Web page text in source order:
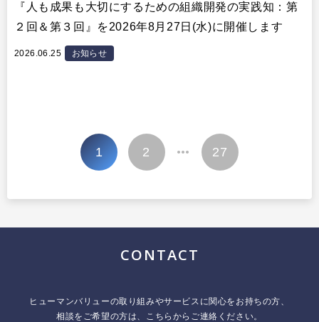
『人も成果も大切にするための組織開発の実践知：第
２回＆第３回』を2026年8月27日(水)に開催します
2026.06.25 お知らせ
ペ
1 2 27
CONTACT
ヒューマンバリューの取り組みやサービスに関心をお持ちの方、
相談をご希望の方は、こちらからご連絡ください。